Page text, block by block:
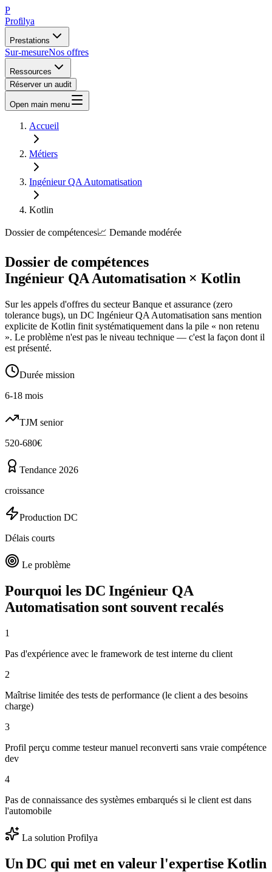
P
Profilya
Prestations
Sur-mesureNos offres
Ressources
Réserver un audit
Open main menu
Accueil
Métiers
Ingénieur QA Automatisation
Kotlin
Dossier de compétences📈 Demande modérée
Dossier de compétences
Ingénieur QA Automatisation × Kotlin
Sur les appels d'offres du secteur Banque et assurance (zero
tolerance bugs), un DC Ingénieur QA Automatisation sans mention
explicite de Kotlin finit systématiquement dans la pile « non retenu
». Le problème n'est pas le niveau technique — c'est la façon dont il
est présenté.
Durée mission
6-18 mois
TJM senior
520-680€
Tendance 2026
croissance
Production DC
Délais courts
Le problème
Pourquoi les DCIngénieur QA
Automatisation sont souvent recalés
1
Pas d'expérience avec le framework de test interne du client
2
Maîtrise limitée des tests de performance (le client a des besoins
charge)
3
Profil perçu comme testeur manuel reconverti sans vraie compétence
dev
4
Pas de connaissance des systèmes embarqués si le client est dans
l'automobile
La solution Profilya
Un DC qui met en valeur l'expertiseKotlin